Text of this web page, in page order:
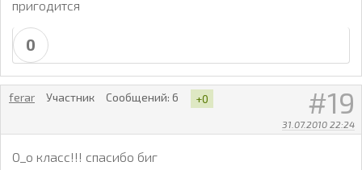
пригодится
0
19
31.07.2010 22:24
ferar Участник Сообщений: 6 +0
О_о класс!!! спасибо биг